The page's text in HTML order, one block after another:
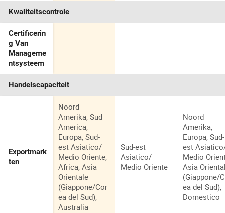
Kwaliteitscontrole
Certificerin
g Van
Manageme
ntsysteem
- - -
Handelscapaciteit
Exportmark
ten
Noord
Amerika, Sud
America,
Europa, Sud-
est Asiatico/
Medio Oriente,
Africa, Asia
Orientale
(Giappone/Cor
ea del Sud),
Australia
Sud-est
Asiatico/
Medio Oriente
Noord
Amerika,
Europa, Sud-
est
Medio
Asia
(Giappone/
ea del Sud),
Domestico